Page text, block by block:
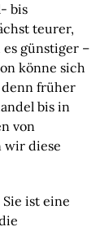
bis
teurer,
günstiger –
könne sich
denn früher
bis in
von
wir diese
ist eine